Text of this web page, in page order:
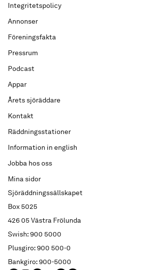
Sjöräddningssällskapet
Box 5025
426 05 Västra Frölunda
Swish: 900 5000
Plusgiro: 900 500-0
Bankgiro: 900-5000
Integritetspolicy
Annonser
Föreningsfakta
Pressrum
Podcast
Appar
Årets sjöräddare
Kontakt
Räddningsstationer
Information in english
Jobba hos oss
Mina sidor